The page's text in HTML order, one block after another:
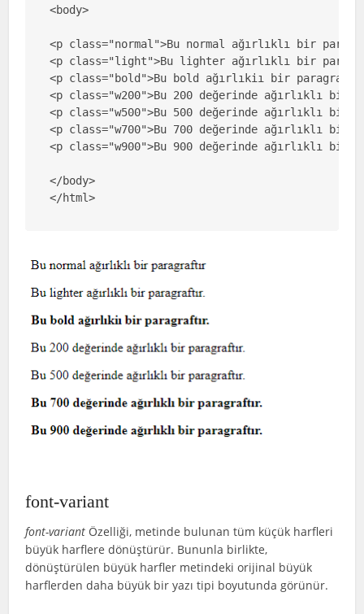
<body>
<p class="normal">Bu normal ağırlıklı bir
<p class="light">Bu lighter ağırlıklı bir
<p class="bold">Bu bold ağırlıkiı bir
<p class="w200">Bu 200 değerinde ağırlıklı bir
<p class="w500">Bu 500 değerinde ağırlıklı bir
<p class="w700">Bu 700 değerinde ağırlıklı bir
<p class="w900">Bu 900 değerinde ağırlıklı bir
</body>
</html>
font-variant
font-variant Özelliği, metinde bulunan tüm küçük harfleri
büyük harflere dönüştürür. Bununla birlikte,
dönüştürülen büyük harfler metindeki orijinal büyük
harflerden daha büyük bir yazı tipi boyutunda görünür.